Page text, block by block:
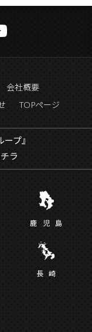
会社概要
TOPページ
プ』
ラ
鹿児 島
長崎